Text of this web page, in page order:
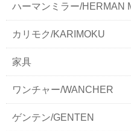
ハーマンミラー/HERMAN
カリモク/KARIMOKU
家具
ワンチャー/WANCHER
ゲンテン/GENTEN